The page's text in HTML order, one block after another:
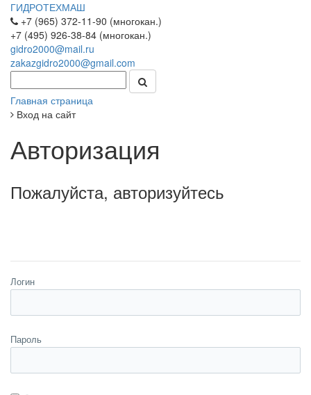
ГИДРОТЕХМАШ
+7 (965) 372-11-90 (многокан.)
+7 (495) 926-38-84 (многокан.)
gidro2000@mail.ru
zakazgidro2000@gmail.com
Главная страница
Вход на сайт
Авторизация
Пожалуйста, авторизуйтесь
Логин
Пароль